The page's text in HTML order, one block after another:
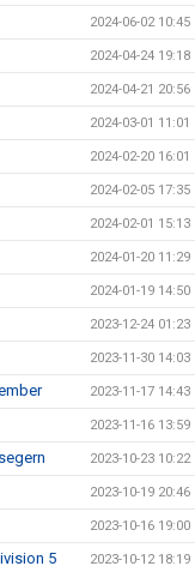
2024-06-02 10:45
2024-04-24 19:18
2024-04-21 20:56
2024-03-01 11:01
2024-02-20 16:01
2024-02-05 17:35
2024-02-01 15:13
2024-01-20 11:29
2024-01-19 14:50
2023-12-24 01:23
2023-11-30 14:03
2023-11-17 14:43
2023-11-16 13:59
2023-10-23 10:22
2023-10-19 20:46
2023-10-16 19:00
5 2023-10-12 18:19